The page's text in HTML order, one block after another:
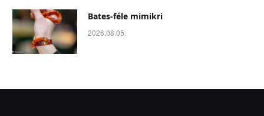
Bates-féle mimikri
2026.08.05.